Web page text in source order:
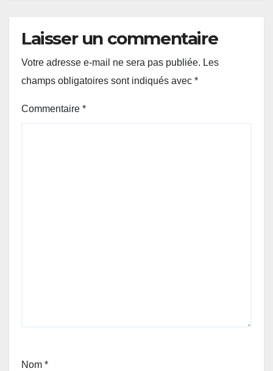
Laisser un commentaire
Votre adresse e-mail ne sera pas publiée. Les
champs obligatoires sont indiqués avec *
Commentaire *
Nom *